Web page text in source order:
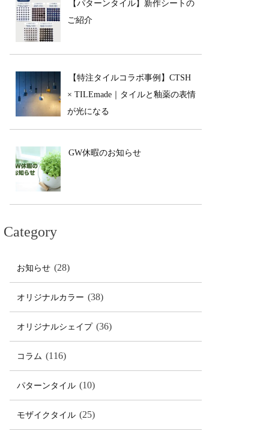
【パターンタイル】新作シートの
ご紹介
【特注タイルコラボ事例】CTSH
× TILEmade｜タイルと釉薬の表情
が光になる
GW休暇のお知らせ
Category
お知らせ (28)
オリジナルカラー (38)
オリジナルシェイプ (36)
コラム (116)
パターンタイル (10)
モザイクタイル (25)